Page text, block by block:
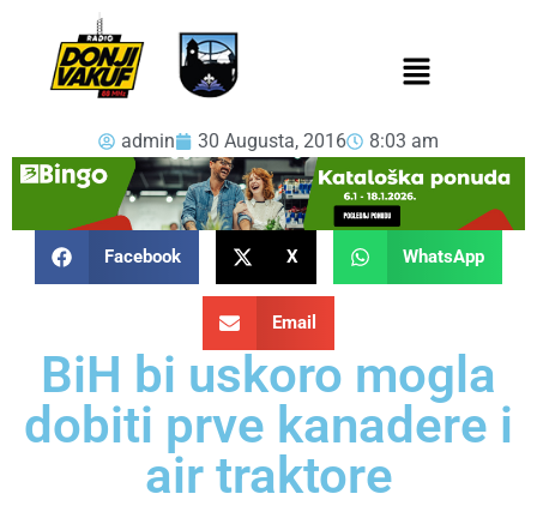
admin 30 Augusta, 2016 8:03 am
Facebook X WhatsApp
Email
BiH bi uskoro mogla
dobiti prve kanadere i
air traktore